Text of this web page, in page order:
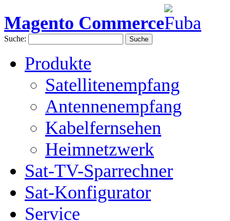
Magento Commerce
Suche: Suche
Produkte
Satellitenempfang
Antennenempfang
Kabelfernsehen
Heimnetzwerk
Sat-TV-Sparrechner
Sat-Konfigurator
Service